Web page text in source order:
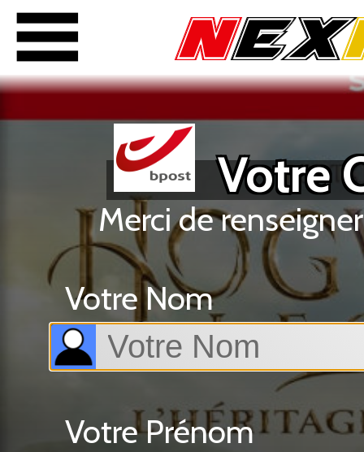
Votre
Merci de
Votre Nom
Votre Prénom